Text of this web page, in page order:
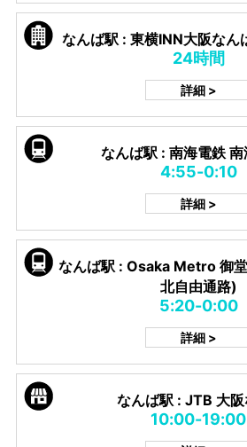
なんば駅 : 東横INN大阪なん
24時間
詳細 >
なんば駅 : 南海電鉄
4:55-0:10
詳細 >
なんば駅 : Osaka Metro 御
北自由通路)
5:20-0:00
詳細 >
なんば駅 : JTB 大
10:00-19:00